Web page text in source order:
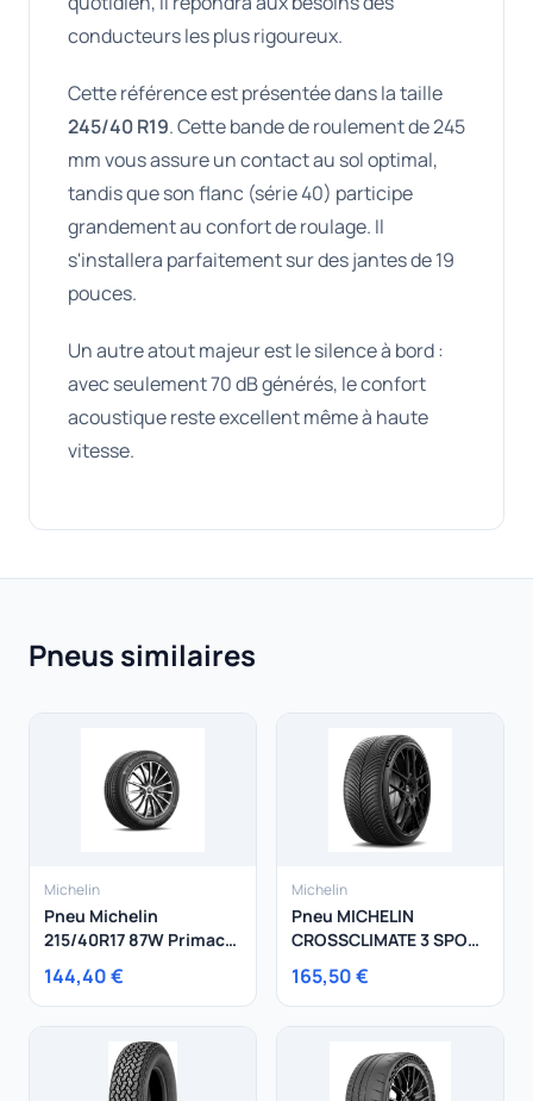
conducteurs les plus rigoureux.
Cette référence est présentée dans la taille
245/40 R19. Cette bande de roulement de 245
mm vous assure un contact au sol optimal,
tandis que son flanc (série 40) participe
grandement au confort de roulage. Il
s'installera parfaitement sur des jantes de 19
pouces.
Un autre atout majeur est le silence à bord :
avec seulement 70 dB générés, le confort
acoustique reste excellent même à haute
vitesse.
Pneus similaires
Michelin
Pneu Michelin
215/40R17 87W Primacy
4+ XL
144,40 €
Michelin
Pneu MICHELIN
CROSSCLIMATE 3 SPORT
235/40R18 95Y
165,50 €